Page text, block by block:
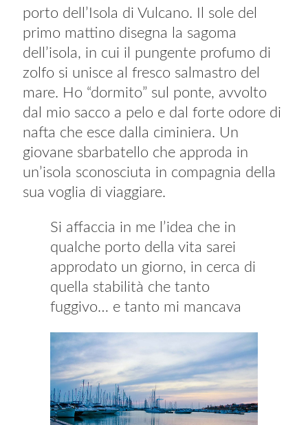
porto dell’Isola di Vulcano. Il sole del
primo mattino disegna la sagoma
dell’isola, in cui il pungente profumo di
zolfo si unisce al fresco salmastro del
mare. Ho “dormito” sul ponte, avvolto
dal mio sacco a pelo e dal forte odore di
nafta che esce dalla ciminiera. Un
giovane sbarbatello che approda in
un’isola sconosciuta in compagnia della
sua voglia di viaggiare.
Si affaccia in me l’idea che in
qualche porto della vita sarei
approdato un giorno, in cerca di
quella stabilità che tanto
fuggivo… e tanto mi mancava